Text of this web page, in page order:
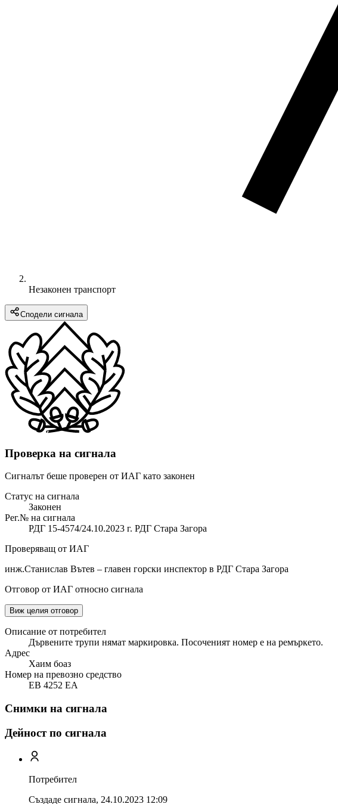
Незаконен транспорт
Сподели сигнала
Проверка на сигнала
Сигналът беше проверен от ИАГ като законен
Статус на сигнала
Законен
Рег.№ на сигнала
РДГ 15-4574/24.10.2023 г. РДГ Стара Загора
Проверяващ от ИАГ
инж.Станислав Вътев – главен горски инспектор в РДГ Стара Загора
Отговор от ИАГ относно сигнала
Виж целия отговор
Описание от потребител
Дървените трупи нямат маркировка. Посоченият номер е на ремъркето.
Адрес
Хаим боаз
Номер на превозно средство
EB 4252 EA
Снимки на сигнала
Дейност по сигнала
Потребител
Създаде сигнала, 24.10.2023 12:09